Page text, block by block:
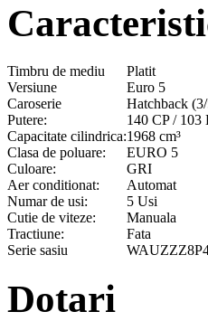
Timbru de mediu
Platit
Versiune
Euro 5
Caroserie
Hatchback
Putere:
140 CP / 103
Capacitate cilindrica:1968 cm³
Clasa de poluare:
EURO 5
Culoare:
GRI
Aer conditionat:
Automat
Numar de usi:
5 Usi
Cutie de viteze:
Manuala
Tractiune:
Fata
Serie sasiu
Dotari